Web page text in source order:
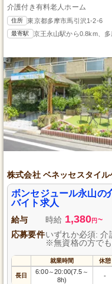
介護付き有料老人ホーム
住所 東京都多摩市馬引沢1-2-6
最寄駅 京王永山駅から0.8km、
株式会社 ベネッセスタイル
ボンセジュール永山の
バイト求人
給与 時給 1,380円 ~
応募要件いずれか必須: 介
※無資格の方でも
就業時間 休憩
長日
6:00～20:00(7.5 ～
8h)
-